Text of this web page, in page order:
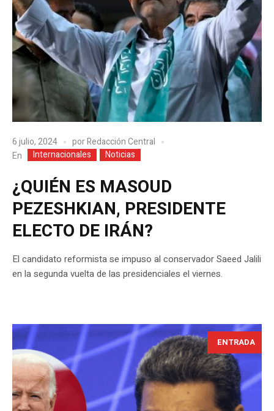
6 julio, 2024 porRedacción Central
En
Internacionales Noticias
¿QUIÉN ES MASOUD
PEZESHKIAN, PRESIDENTE
ELECTO DE IRÁN?
El candidato reformista se impuso al conservador Saeed Jalili
en la segunda vuelta de las presidenciales el viernes.
ENTRADA